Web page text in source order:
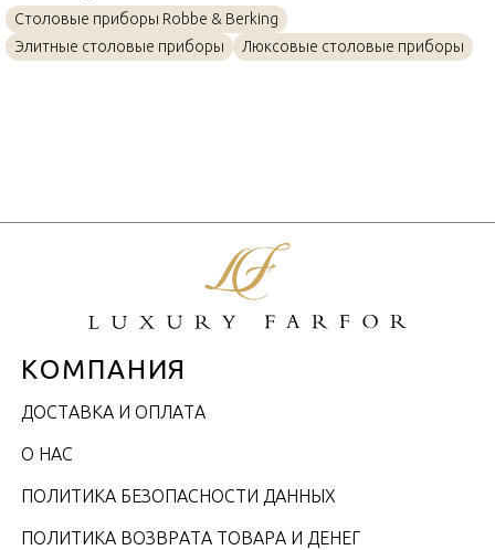
Материал
Серебро
Объем / Размер
13,9см
Столовые приборы Robbe & Berking
Элитные столовые приборы
Люксовые столовые приборы
КОМПАНИЯ
ДОСТАВКА И ОПЛАТА
О НАС
ПОЛИТИКА БЕЗОПАСНОСТИ ДАННЫХ
ПОЛИТИКА ВОЗВРАТА ТОВАРА И ДЕНЕГ